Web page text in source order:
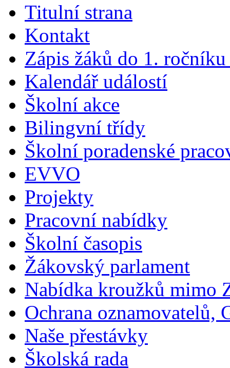
Titulní strana
Kontakt
Zápis žáků do 1.
Kalendář událostí
Školní akce
Bilingvní třídy
Školní poradenské
EVVO
Projekty
Pracovní nabídky
Školní časopis
Žákovský parlament
Nabídka kroužků mimo
Ochrana oznamovatelů,
Naše přestávky
Školská rada